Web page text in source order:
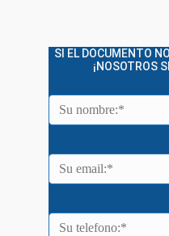
SI EL DOCUMENTO
¡NOSOTROS